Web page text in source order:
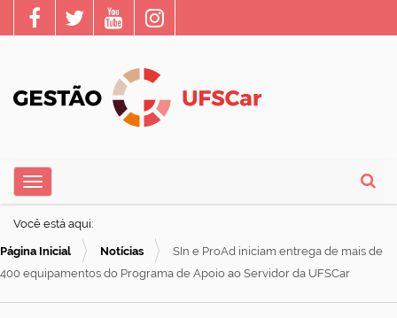
Busca
e
g
Toggle navigation
Você está aqui:
Página Inicial Notícias
SIn e ProAd iniciam entrega de mais de
400 equipamentos do Programa de Apoio ao Servidor da UFSCar